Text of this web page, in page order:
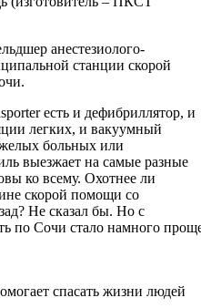
анестезиолого-
станции скорой
есть и дефибриллятор, и
легких, и вакуумный
больных или
выезжает на самые разные
ко всему. Охотнее ли
скорой помощи со
Не сказал бы. Но с
по Сочи стало намного
спасать жизни людей